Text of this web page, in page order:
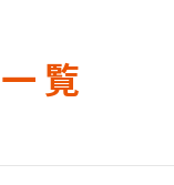
覧